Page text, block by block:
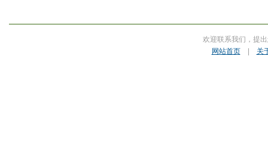
欢迎联系我们，提
网站首页| 关